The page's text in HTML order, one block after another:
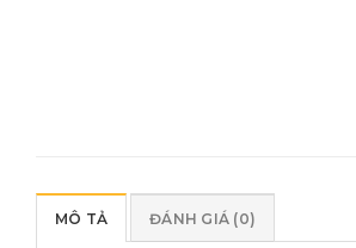
MÔ TẢ ĐÁNH GIÁ (0)